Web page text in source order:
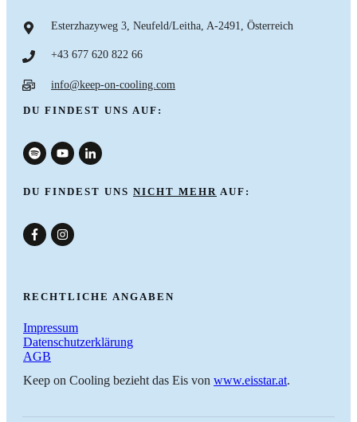
Esterzhazyweg 3, Neufeld/Leitha, A-2491, Österreich
+43 677 620 822 66
info@keep-on-cooling.com
DU FINDEST UNS AUF:
DU FINDEST UNS NICHT MEHR AUF:
RECHTLICHE ANGABEN
Impressum
Datenschutzerklärung
AGB
Keep on Cooling bezieht das Eis von www.eisstar.at.